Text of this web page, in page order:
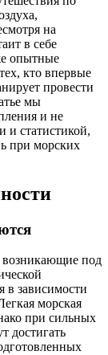
на
в себе
опытные
кто впервые
провести
мы
и не
и статистикой,
при морских
под
в зависимости
морская
при сильных
достигать